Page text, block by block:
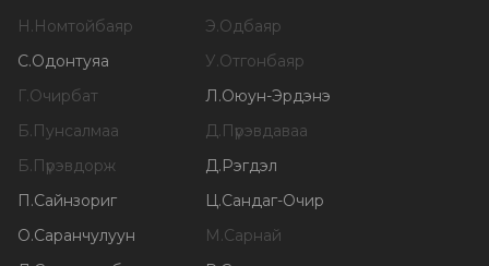
Н.Номтойбаяр Э.Одбаяр
С.Одонтуяа У.Отгонбаяр
Г.Очирбат Л.Оюун-Эрдэнэ
Б.Пунсалмаа Д.Пүрэвдаваа
Б.Пүрэвдорж Д.Рэгдэл
П.Сайнзориг Ц.Сандаг-Очир
О.Саранчулуун М.Сарнай